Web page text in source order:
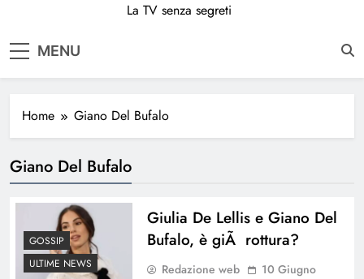
La TV senza segreti
MENU
Home Giano Del Bufalo
Giano Del Bufalo
GOSSIP
ULTIME NEWS
Giulia De Lellis e Giano Del
Bufalo, è giÃ rottura?
Redazione web
10 Giugno